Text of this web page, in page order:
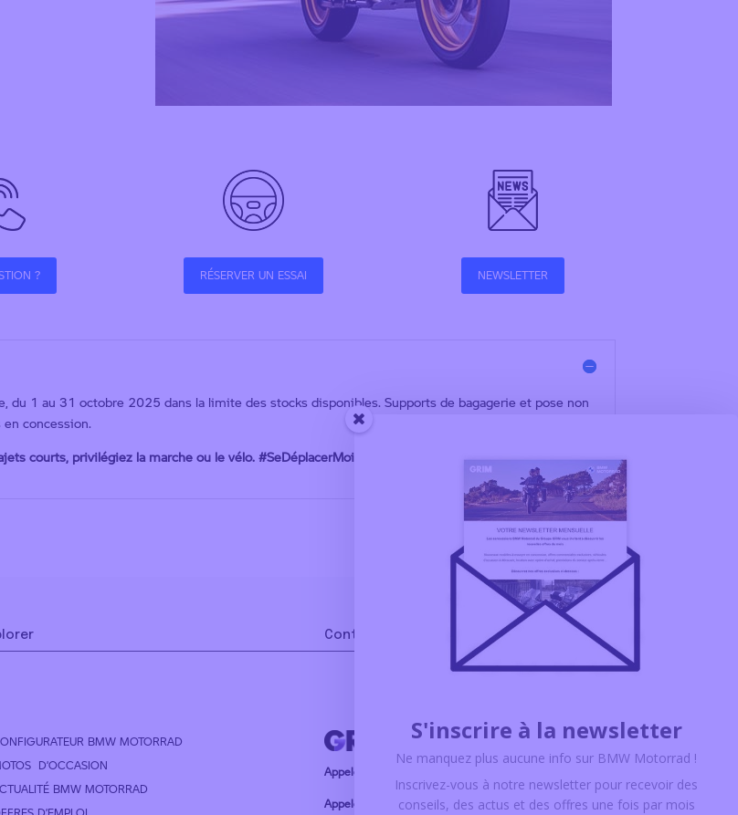
? RÉSERVER UN ESSAI NEWSLETTER
du 1 au 31 octobre 2025 dans la limite des stocks disponibles. Supports de bagagerie et pose non
concession.
courts, privilégiez la marche ou le vélo. #SeDéplacerMoinsPolluer
Contact
BMW MOTORRAD
D’OCCASION
BMW MOTORRAD
Appeler le service commercial
Appeler le service atelier
S'inscrire à la newsletter
Ne manquez plus aucune info sur BMW Motorrad !
Inscrivez-vous à notre newsletter pour recevoir des
conseils, des actus et des offres une fois par mois